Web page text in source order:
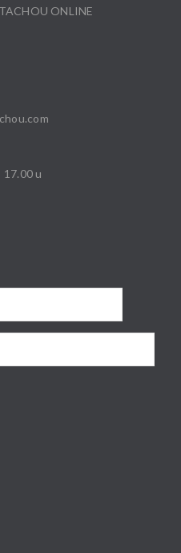
ONLINE
u